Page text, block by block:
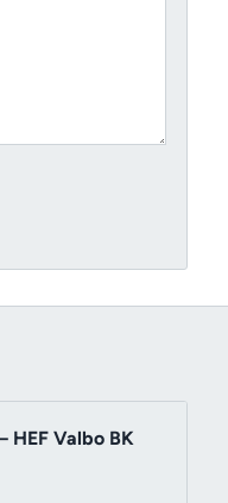
HEF Valbo BK